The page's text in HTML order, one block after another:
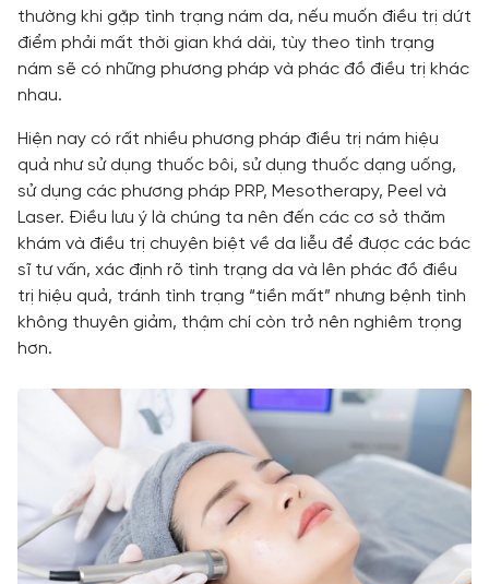
thường khi gặp tình trạng nám da, nếu muốn điều trị dứt
điểm phải mất thời gian khá dài, tùy theo tình trạng
nám sẽ có những phương pháp và phác đồ điều trị khác
nhau.
Hiện nay có rất nhiều phương pháp điều trị nám hiệu
quả như sử dụng thuốc bôi, sử dụng thuốc dạng uống,
sử dụng các phương pháp PRP, Mesotherapy, Peel và
Laser. Điều lưu ý là chúng ta nên đến các cơ sở thăm
khám và điều trị chuyên biệt về da liễu để được các bác
sĩ tư vấn, xác định rõ tình trạng da và lên phác đồ điều
trị hiệu quả, tránh tình trạng “tiền mất” nhưng bệnh tình
không thuyên giảm, thậm chí còn trở nên nghiêm trọng
hơn.